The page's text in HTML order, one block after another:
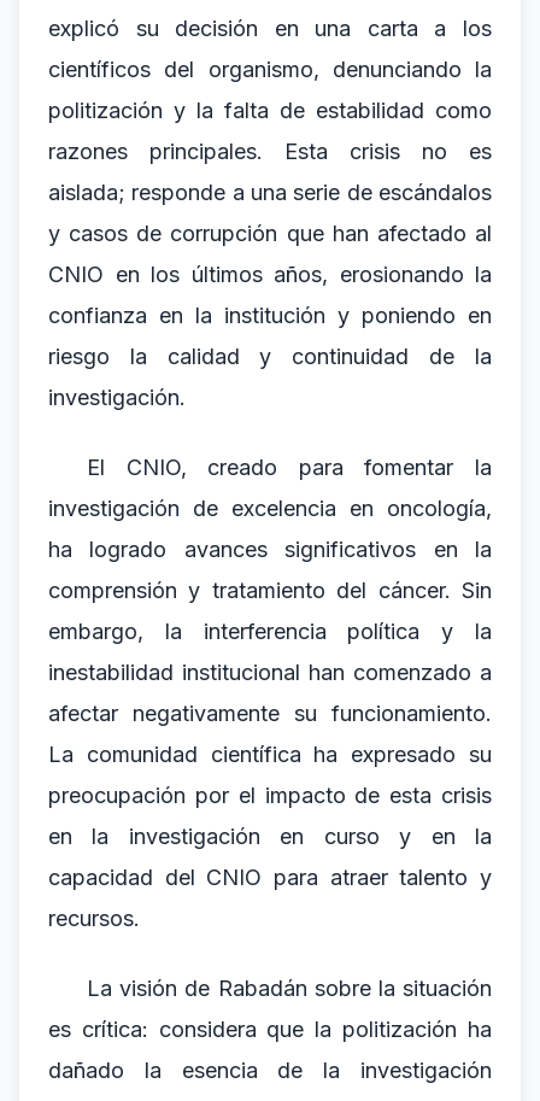
explicó su decisión en una carta a los
científicos del organismo, denunciando la
politización y la falta de estabilidad como
razones principales. Esta crisis no es
aislada; responde a una serie de escándalos
y casos de corrupción que han afectado al
CNIO en los últimos años, erosionando la
confianza en la institución y poniendo en
riesgo la calidad y continuidad de la
investigación.
El CNIO, creado para fomentar la
investigación de excelencia en oncología,
ha logrado avances significativos en la
comprensión y tratamiento del cáncer. Sin
embargo, la interferencia política y la
inestabilidad institucional han comenzado a
afectar negativamente su funcionamiento.
La comunidad científica ha expresado su
preocupación por el impacto de esta crisis
en la investigación en curso y en la
capacidad del CNIO para atraer talento y
recursos.
La visión de Rabadán sobre la situación
es crítica: considera que la politización ha
dañado la esencia de la investigación